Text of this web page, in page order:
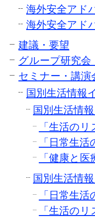
海外安全アド
海外安全アド
建議・要望
グループ研究会
セミナー・講演
国別生活情
国別生活情
「生活の
「日常生
「健康と
国別生活情
「日常生
「生活の